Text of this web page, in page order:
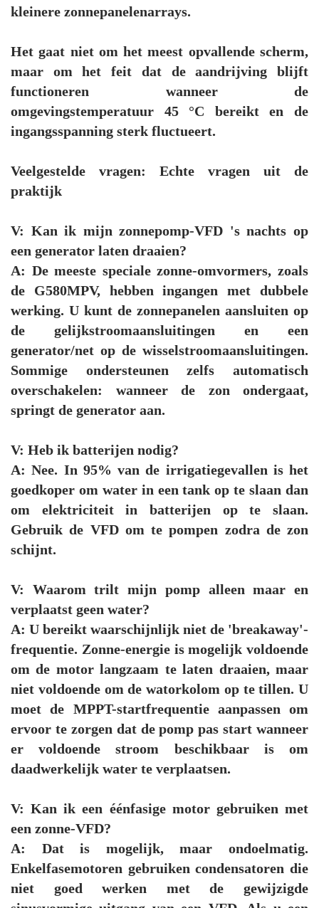
kleinere zonnepanelenarrays.
Het gaat niet om het meest opvallende scherm,
maar om het feit dat de aandrijving blijft
functioneren wanneer de
omgevingstemperatuur 45 °C bereikt en de
ingangsspanning sterk fluctueert.
Veelgestelde vragen: Echte vragen uit de
praktijk
V: Kan ik mijn zonnepomp-VFD 's nachts op
een generator laten draaien?
A: De meeste speciale zonne-omvormers, zoals
de G580MPV, hebben ingangen met dubbele
werking. U kunt de zonnepanelen aansluiten op
de gelijkstroomaansluitingen en een
generator/net op de wisselstroomaansluitingen.
Sommige ondersteunen zelfs automatisch
overschakelen: wanneer de zon ondergaat,
springt de generator aan.
V: Heb ik batterijen nodig?
A: Nee. In 95% van de irrigatiegevallen is het
goedkoper om water in een tank op te slaan dan
om elektriciteit in batterijen op te slaan.
Gebruik de VFD om te pompen zodra de zon
schijnt.
V: Waarom trilt mijn pomp alleen maar en
verplaatst geen water?
A: U bereikt waarschijnlijk niet de 'breakaway'-
frequentie. Zonne-energie is mogelijk voldoende
om de motor langzaam te laten draaien, maar
niet voldoende om de watorkolom op te tillen. U
moet de MPPT-startfrequentie aanpassen om
ervoor te zorgen dat de pomp pas start wanneer
er voldoende stroom beschikbaar is om
daadwerkelijk water te verplaatsen.
V: Kan ik een éénfasige motor gebruiken met
een zonne-VFD?
A: Dat is mogelijk, maar ondoelmatig.
Enkelfasemotoren gebruiken condensatoren die
niet goed werken met de gewijzigde